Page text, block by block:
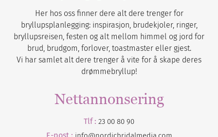
Her hos oss finner dere alt dere trenger for
bryllupsplanlegging: inspirasjon, brudekjoler, ringer,
bryllupsreisen, festen og alt mellom himmel og jord for
brud, brudgom, forlover, toastmaster eller gjest.
Vi har samlet alt dere trenger å vite for å skape deres
drømmebryllup!
Nettannonsering
Tlf : 23 00 80 90